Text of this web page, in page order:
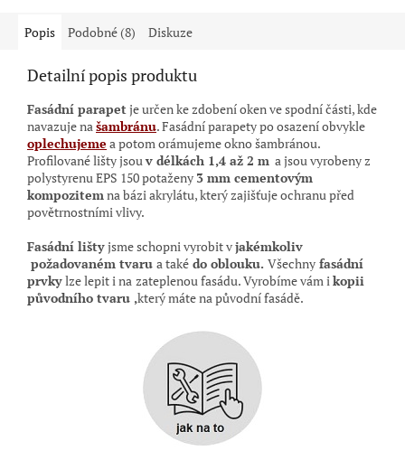
Popis Podobné (8) Diskuze
Detailní popis produktu
Fasádní parapetjeurčen ke zdobení oken ve spodní části, kde
navazuje našambránu. Fasádní parapety po osazení obvykle
oplechujeme a potom orámujeme okno šambránou.
Profilované lišty jsouv délkách 1,4 až 2 m a jsou vyrobeny z
polystyrenu EPS 150 potaženy 3 mm cementovým
kompozitemna bázi akrylátu, který zajišťuje ochranu před
povětrnostními vlivy.
Fasádní lištyjsme schopni vyrobit vjakémkoliv
požadovaném tvaru a také do oblouku. Všechny fasádní
prvky lze lepit i na zateplenou fasádu. Vyrobíme vám ikopii
původního tvaru ,který máte na původnífasádě.